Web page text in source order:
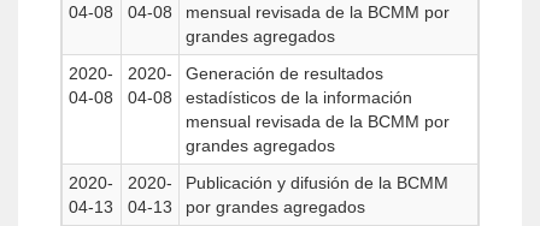
04-08
04-08
mensual revisada de la BCMM por
grandes agregados
2020-
04-08
2020-
04-08
Generación de resultados
estadísticos de la información
mensual revisada de la BCMM por
grandes agregados
2020-
04-13
2020-
04-13
Publicación y difusión de la BCMM
por grandes agregados